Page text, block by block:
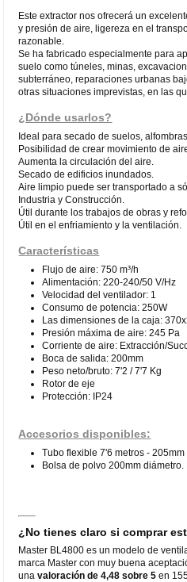
Este extractor nos ofrecerá un
y presión de aire, ligereza en el
razonable.
Se ha fabricado especialmente para
suelo como túneles, minas,
subterráneo, reparaciones urbanas
otras situaciones imprevistas, en las
¿Dónde usarlos?
Ideal para secado de suelos,
Posibilidad de crear movimiento de
Aumenta la circulación del aire.
Secado de edificios inundados.
Aire limpio puede ser transportado a
Industria y Construcción.
Útil durante los trabajos de obras y
Útil en el enfriamiento y la ventilación.
Características
Flujo de aire: 750 m³/h
Alimentación: 220-240/50 V/Hz
Velocidad del ventilador: 1
Consumo de potencia: 250W
Las dimensiones de la caja:
Presión máxima de aire: 245 Pa
Corriente de aire: Extracción/
Boca de salida: 200mm
Peso neto/bruto: 7'2 / 7'7 Kg
Rotor de eje
Protección: IP24
Accesorios disponibles:
Tubo flexible 7'6 metros - 205mm
Bolsa de polvo 200mm diámetro.
¿No tienes claro si comprar
Master BL4800 es un modelo de
marca Master con muy buena
unavaloración de 4,48 sobre 5 en